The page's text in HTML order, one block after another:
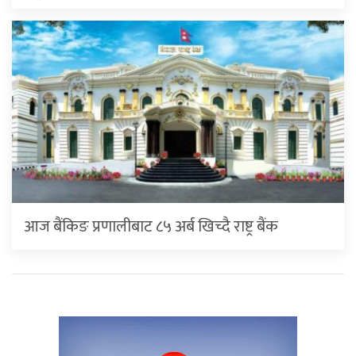
आज बैंकिङ प्रणालीबाट ८५ अर्ब खिच्दै राष्ट्र बैंक